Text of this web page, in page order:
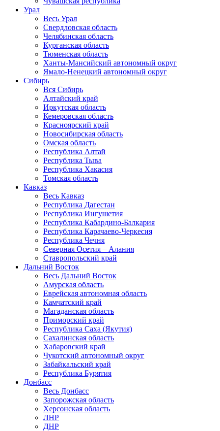
Урал
Весь Урал
Свердловская область
Челябинская область
Курганская область
Тюменская область
Ханты-Мансийский автономный округ
Ямало-Ненецкий автономный округ
Сибирь
Вся Сибирь
Алтайский край
Иркутская область
Кемеровская область
Красноярский край
Новосибирская область
Омская область
Республика Алтай
Республика Тыва
Республика Хакасия
Томская область
Кавказ
Весь Кавказ
Республика Дагестан
Республика Ингушетия
Республика Кабардино-Балкария
Республика Карачаево-Черкесия
Республика Чечня
Северная Осетия – Алания
Ставропольский край
Дальний Восток
Весь Дальний Восток
Амурская область
Еврейская автономная область
Камчатский край
Магаданская область
Приморский край
Республика Саха (Якутия)
Сахалинская область
Хабаровский край
Чукотский автономный округ
Забайкальский край
Республика Бурятия
Донбасс
Весь Донбасс
Запорожская область
Херсонская область
ЛНР
ДНР